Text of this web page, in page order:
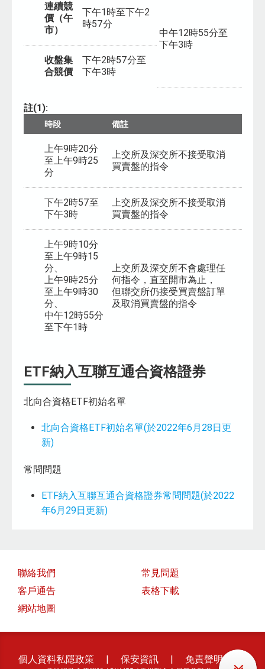
連續競
價（午
市）
下午1時至下午2
時57分
中午12時55分至
下午3時
收盤集
合競價
下午2時57分至
下午3時
註(1):
時段 備註
上午9時20分
至上午9時25
分
上交所及深交所不接受取消
買賣盤的指令
下午2時57至
下午3時
上交所及深交所不接受取消
買賣盤的指令
上午9時10分
至上午9時15
分、
上午9時25分
至上午9時30
分、
中午12時55分
至下午1時
上交所及深交所不會處理任
何指令，直至開市為止，
但聯交所仍接受買賣盤訂單
及取消買賣盤的指令
ETF納入互聯互通合資格證券
北向合資格ETF初始名單
北向合資格ETF初始名單(於2022年6月28日更
新)
常問問題
ETF納入互聯互通合資格證券常問問題(於2022
年6月29日更新)
聯絡我們
常見問題
客戶通告
表格下載
網站地圖
個人資料私隱政策 | 保安資訊 | 免責聲明